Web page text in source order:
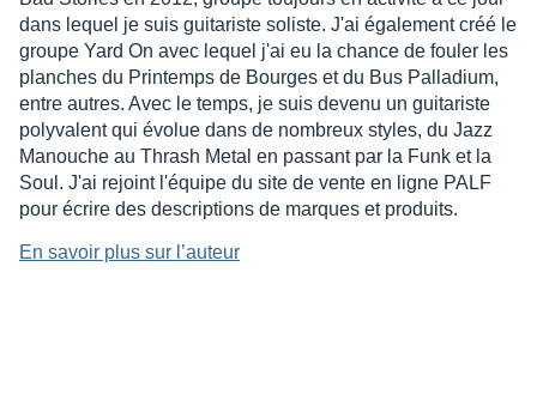
dans lequel je suis guitariste soliste. J'ai également créé le
groupe Yard On avec lequel j'ai eu la chance de fouler les
planches du Printemps de Bourges et du Bus Palladium,
entre autres. Avec le temps, je suis devenu un guitariste
polyvalent qui évolue dans de nombreux styles, du Jazz
Manouche au Thrash Metal en passant par la Funk et la
Soul. J'ai rejoint l'équipe du site de vente en ligne PALF
pour écrire des descriptions de marques et produits.
En savoir plus sur l’auteur